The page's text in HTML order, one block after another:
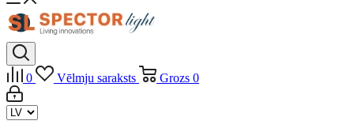
0 Vēlmju saraksts Grozs 0